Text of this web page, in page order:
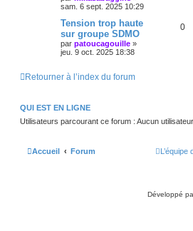
sam. 6 sept. 2025 10:29
Tension trop haute
sur groupe SDMO
par patoucagouille »
jeu. 9 oct. 2025 18:38
0
Retourner à l’index du forum
QUI EST EN LIGNE
Utilisateurs parcourant ce forum : Aucun
Accueil Forum L’équipe
Développé